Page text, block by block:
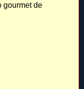
gourmet de